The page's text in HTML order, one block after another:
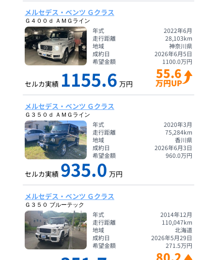
メルセデス・ベンツ Ｇクラス
Ｇ４００ｄ ＡＭＧライン
年式
2022年6月
走行距離
28,103km
地域
神奈川県
成約日
2026年6月5日
希望金額
1100.0万円
セルカ実績 1155.6 万円
55.6
万円UP
メルセデス・ベンツ Ｇクラス
Ｇ３５０ｄ ＡＭＧライン
年式
2020年3月
走行距離
75,284km
地域
香川県
成約日
2026年6月3日
希望金額
960.0万円
セルカ実績 935.0 万円
メルセデス・ベンツ Ｇクラス
Ｇ３５０ ブルーテック
年式
2014年12月
走行距離
110,047km
地域
北海道
成約日
2026年5月29日
希望金額
271.5万円